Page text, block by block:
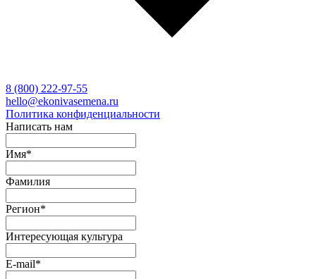
8 (800) 222-97-55
hello@ekonivasemena.ru
Политика конфиденциальности
Написать нам
Имя*
Фамилия
Регион*
Интересующая культура
E-mail*